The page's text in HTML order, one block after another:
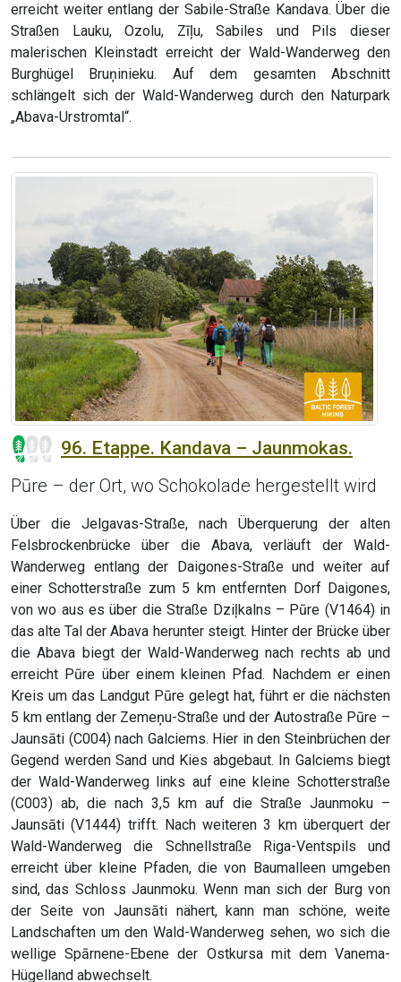
erreicht weiter entlang der Sabile-Straße Kandava. Über die
Straßen Lauku, Ozolu, Zīļu, Sabiles und Pils dieser
malerischen Kleinstadt erreicht der Wald-Wanderweg den
Burghügel Bruņinieku. Auf dem gesamten Abschnitt
schlängelt sich der Wald-Wanderweg durch den Naturpark
„Abava-Urstromtal“.
96. Etappe. Kandava – Jaunmokas.
Pūre – der Ort, wo Schokolade hergestellt wird
Über die Jelgavas-Straße, nach Überquerung der alten
Felsbrockenbrücke über die Abava, verläuft der Wald-
Wanderweg entlang der Daigones-Straße und weiter auf
einer Schotterstraße zum 5 km entfernten Dorf Daigones,
von wo aus es über die Straße Dziļkalns – Pūre (V1464) in
das alte Tal der Abava herunter steigt. Hinter der Brücke über
die Abava biegt der Wald-Wanderweg nach rechts ab und
erreicht Pūre über einem kleinen Pfad. Nachdem er einen
Kreis um das Landgut Pūre gelegt hat, führt er die nächsten
5 km entlang der Zemeņu-Straße und der Autostraße Pūre –
Jaunsāti (C004) nach Galciems. Hier in den Steinbrüchen der
Gegend werden Sand und Kies abgebaut. In Galciems biegt
der Wald-Wanderweg links auf eine kleine Schotterstraße
(C003) ab, die nach 3,5 km auf die Straße Jaunmoku –
Jaunsāti (V1444) trifft. Nach weiteren 3 km überquert der
Wald-Wanderweg die Schnellstraße Riga-Ventspils und
erreicht über kleine Pfaden, die von Baumalleen umgeben
sind, das Schloss Jaunmoku. Wenn man sich der Burg von
der Seite von Jaunsāti nähert, kann man schöne, weite
Landschaften um den Wald-Wanderweg sehen, wo sich die
wellige Spārnene-Ebene der Ostkursa mit dem Vanema-
Hügelland abwechselt.